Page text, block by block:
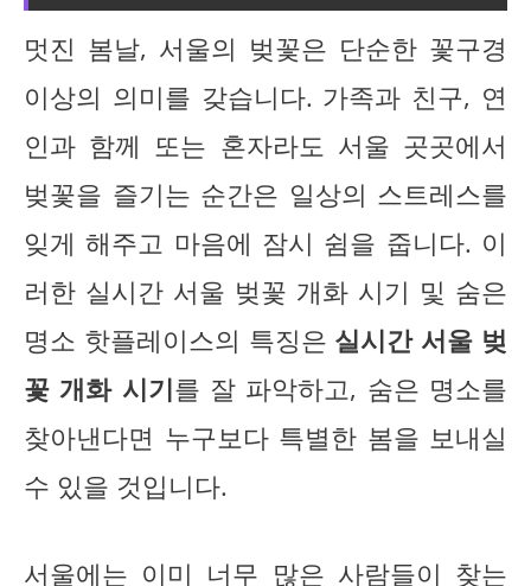
멋진 봄날, 서울의 벚꽃은 단순한 꽃구경
이상의 의미를 갖습니다. 가족과 친구, 연
인과 함께 또는 혼자라도 서울 곳곳에서
벚꽃을 즐기는 순간은 일상의 스트레스를
잊게 해주고 마음에 잠시 쉼을 줍니다. 이
러한 실시간 서울 벚꽃 개화 시기 및 숨은
명소 핫플레이스의 특징은 실시간 서울 벚
꽃 개화 시기를 잘 파악하고, 숨은 명소를
찾아낸다면 누구보다 특별한 봄을 보내실
수 있을 것입니다.
서울에는 이미 너무 많은 사람들이 찾는